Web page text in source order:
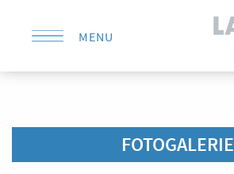
MENU
FOTOGALERIE